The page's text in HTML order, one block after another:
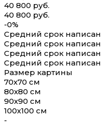
40 800 руб.
40 800 руб.
-0%
Средний срок
Средний срок
Средний срок
Средний срок
Размер картины
70х70 см
80х80 см
90х90 см
100х100 см
-